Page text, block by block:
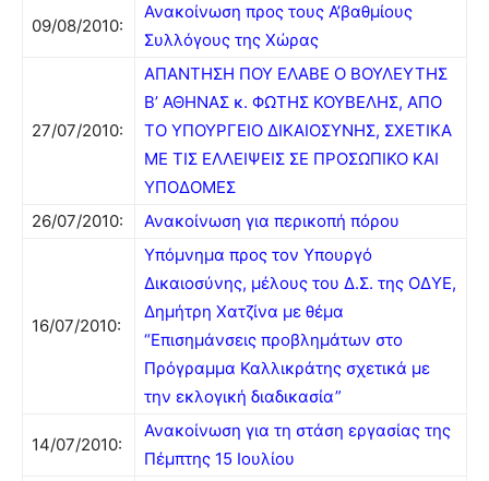
09/08/2010:
Ανακοίνωση προς τους Α’βαθμίους
Συλλόγους της Χώρας
27/07/2010:
ΑΠΑΝΤΗΣΗ ΠΟΥ ΕΛΑΒΕ Ο ΒΟΥΛΕΥΤΗΣ
Β’ ΑΘΗΝΑΣ κ. ΦΩΤΗΣ ΚΟΥΒΕΛΗΣ, ΑΠΟ
ΤΟ ΥΠΟΥΡΓΕΙΟ ΔΙΚΑΙΟΣΥΝΗΣ, ΣΧΕΤΙΚΑ
ΜΕ ΤΙΣ ΕΛΛΕΙΨΕΙΣ ΣΕ ΠΡΟΣΩΠΙΚΟ ΚΑΙ
ΥΠΟΔΟΜΕΣ
26/07/2010:
Ανακοίνωση για περικοπή πόρου
16/07/2010:
Υπόμνημα προς τον Υπουργό
Δικαιοσύνης, μέλους του Δ.Σ. της ΟΔΥΕ,
Δημήτρη Χατζίνα με θέμα
“Επισημάνσεις προβλημάτων στο
Πρόγραμμα Καλλικράτης σχετικά με
την εκλογική διαδικασία”
14/07/2010:
Ανακοίνωση για τη στάση εργασίας της
Πέμπτης 15 Ιουλίου